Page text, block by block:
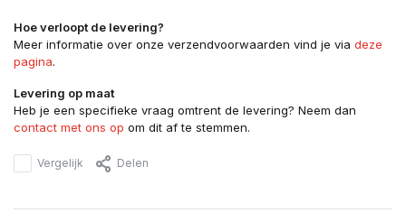
Hoe verloopt de levering?
Meer informatie over onze verzendvoorwaarden vind je via deze
pagina.
Levering op maat
Heb je een specifieke vraag omtrent de levering? Neem dan
contact met ons op om dit af te stemmen.
Vergelijk Delen